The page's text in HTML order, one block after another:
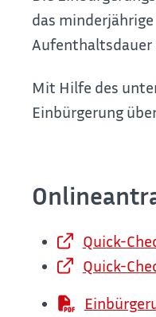
das
Aufenthaltsdauer
Mit Hilfe des
Einbürgerung
Quick-
Quick-